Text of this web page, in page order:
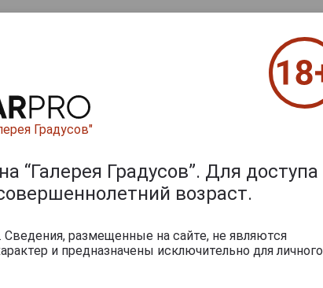
Градусов"
“Галерея Градусов”. Для доступа
возраст.
размещенные на сайте, не являются
и предназначены исключительно для личного